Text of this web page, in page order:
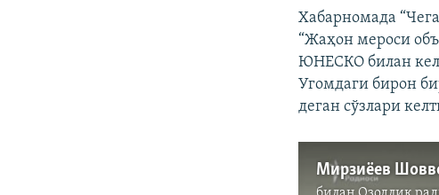
Хабарномада
“Жаҳон мероси
ЮНЕСКО билан
Угомдаги бирон
деган сўзлари